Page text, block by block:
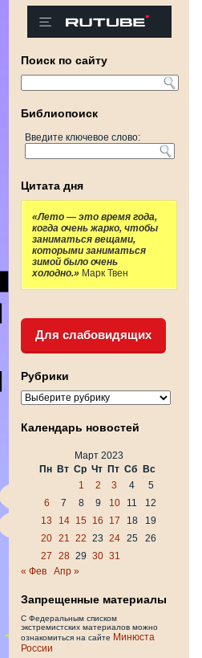
Поиск по сайту
Библиопоиск
Введите ключевое слово:
Цитата дня
«Лето — это время года,
когда очень жарко, чтобы
заниматься вещами,
которыми заниматься
зимой было очень
холодно.» Марк Твен
Для слабовидящих
Рубрики
Рубрики
Календарь новостей
Март 2023
Пн Вт Ср Чт Пт Сб
Вс
1
2 3 4
5
6
7 8 9 10 11
12
13
14 15 16 17 18
19
20 21 22 23 24 25
26
27
28 29 30 31
« Фев
Апр »
Запрещенные материалы
С Федеральным списком
экстремистских материалов можно
ознакомиться на сайте Минюста
России